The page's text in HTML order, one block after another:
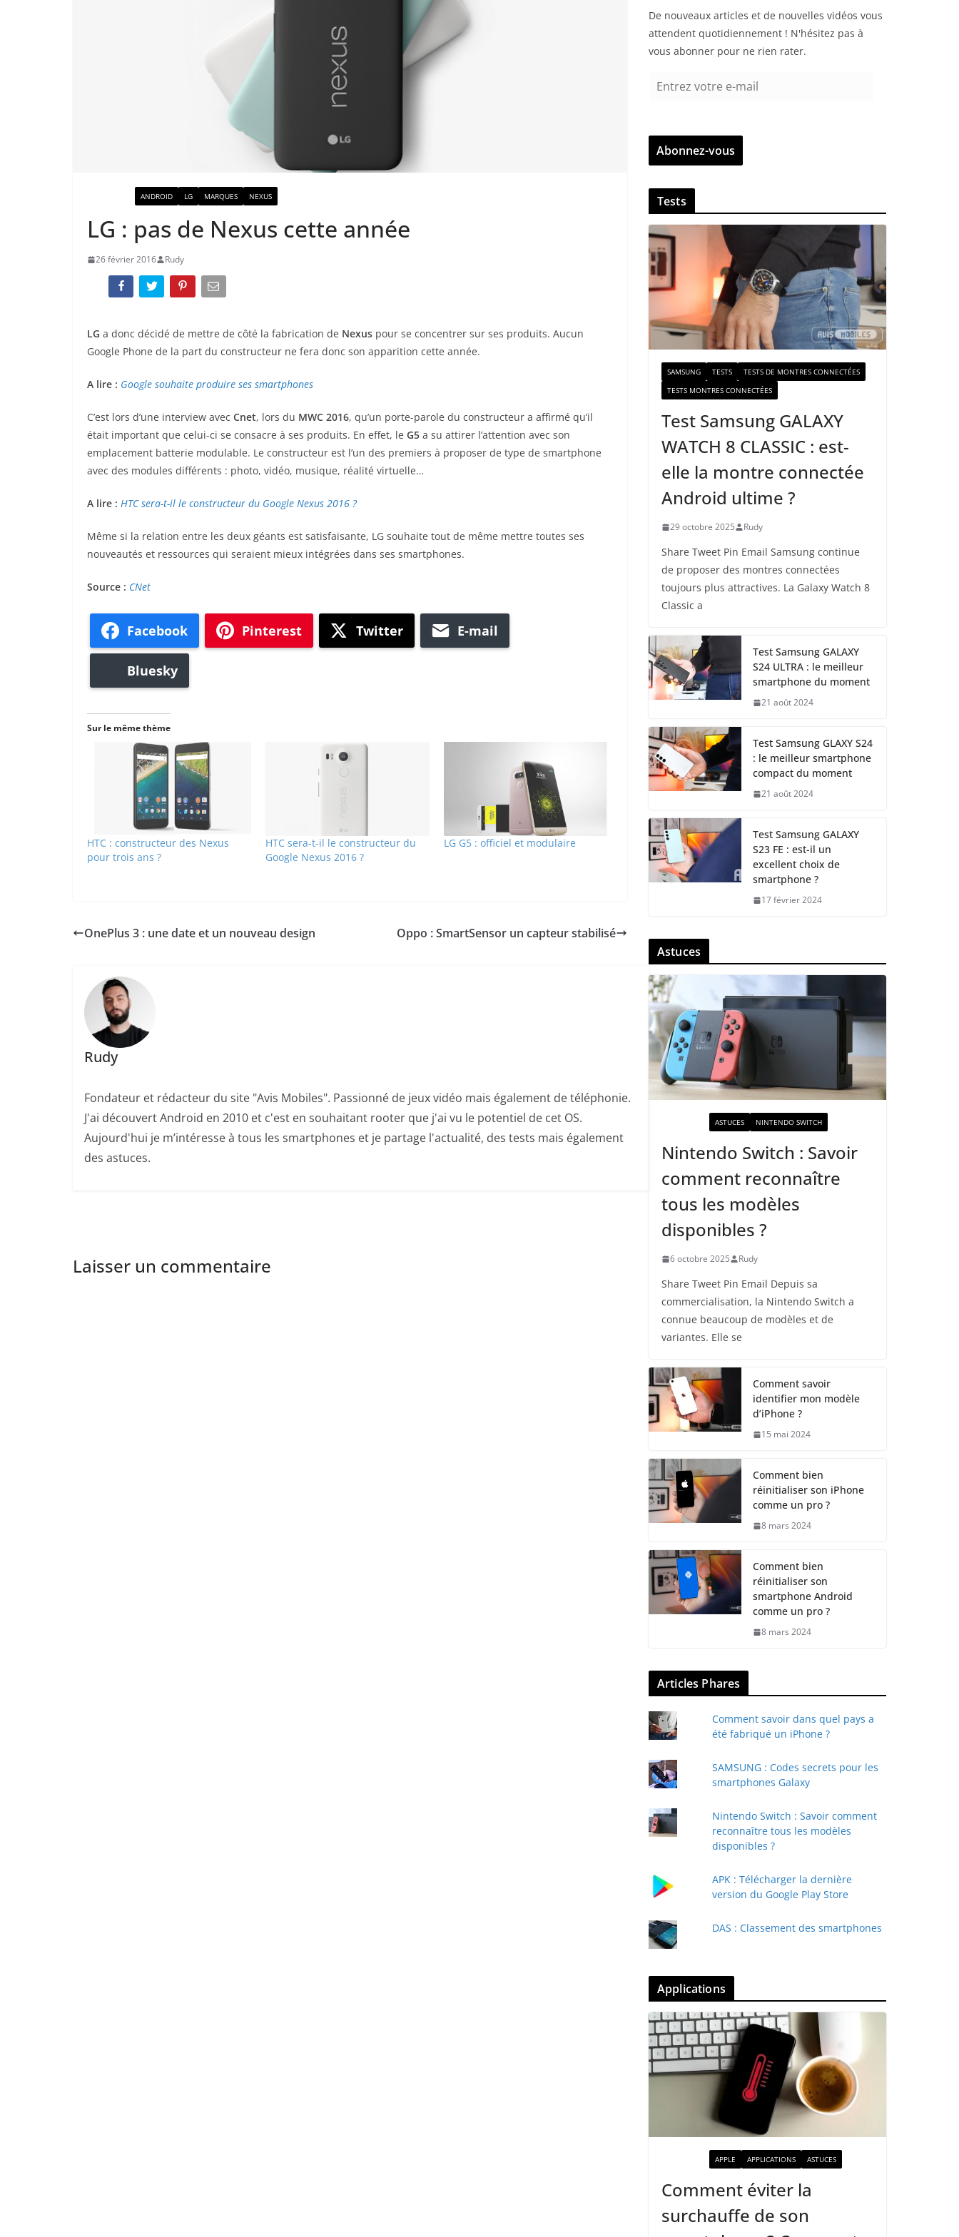
ANDROID LG MARQUES NEXUS
LG : pas de Nexus cette année
26 février 2016 Rudy
LG a donc décidé de mettre de côté la fabrication de Nexus pour se concentrer sur ses produits. Aucun
Google Phone de la part du constructeur ne fera donc son apparition cette année.
A lire : Google souhaite produire ses smartphones
C’est lors d’une interview avec Cnet, lors du MWC 2016, qu’un porte-parole du constructeur a affirmé qu’il
était important que celui-ci se consacre à ses produits. En effet, le G5 a su attirer l’attention avec son
emplacement batterie modulable. Le constructeur est l’un des premiers à proposer de type de smartphone
avec des modules différents : photo, vidéo, musique, réalité virtuelle…
A lire : HTC sera-t-il le constructeur du Google Nexus 2016 ?
Même si la relation entre les deux géants est satisfaisante, LG souhaite tout de même mettre toutes ses
nouveautés et ressources qui seraient mieux intégrées dans ses smartphones.
Source : CNet
Facebook Pinterest Twitter E-mail
Bluesky
Sur le même thème
HTC : constructeur des Nexus
pour trois ans ?
HTC sera-t-il le constructeur du
Google Nexus 2016 ?
LG G5 : officiel et modulaire
OnePlus 3 : une date et un nouveau design Oppo : SmartSensor un capteur stabilisé
Rudy
Fondateur et rédacteur du site "Avis Mobiles". Passionné de jeux vidéo mais également de téléphonie.
J'ai découvert Android en 2010 et c'est en souhaitant rooter que j'ai vu le potentiel de cet OS.
Aujourd'hui je m’intéresse à tous les smartphones et je partage l'actualité, des tests mais également
des astuces.
Laisser un commentaire
De nouveaux articles et de nouvelles vidéos vous
attendent quotidiennement ! N'hésitez pas à
vous abonner pour ne rien rater.
r
z
v
t
r
e
e
-
a
i
Abonnez-vous
Tests
SAMSUNG TESTS
TESTS DE MONTRES CONNECTÉES
TESTS MONTRES CONNECTÉES
Test Samsung GALAXY
WATCH 8 CLASSIC : est-
elle la montre connectée
Android ultime ?
29 octobre 2025 Rudy
Share Tweet Pin Email Samsung continue
de proposer des montres connectées
toujours plus attractives. La Galaxy Watch 8
Classic a
Test Samsung GALAXY
S24 ULTRA : le meilleur
smartphone du moment
21 août 2024
Test Samsung GLAXY S24
: le meilleur smartphone
compact du moment
21 août 2024
Test Samsung GALAXY
S23 FE : est-il un
excellent choix de
smartphone ?
17 février 2024
Astuces
ASTUCES NINTENDO SWITCH
Nintendo Switch : Savoir
comment reconnaître
tous les modèles
disponibles ?
6 octobre 2025 Rudy
Share Tweet Pin Email Depuis sa
commercialisation, la Nintendo Switch a
connue beaucoup de modèles et de
variantes. Elle se
Comment savoir
identifier mon modèle
d’iPhone ?
15 mai 2024
Comment bien
réinitialiser son iPhone
comme un pro ?
8 mars 2024
Comment bien
réinitialiser son
smartphone Android
comme un pro ?
8 mars 2024
Articles Phares
Comment savoir dans quel pays a
été fabriqué un iPhone ?
SAMSUNG : Codes secrets pour les
smartphones Galaxy
Nintendo Switch : Savoir comment
reconnaître tous les modèles
disponibles ?
APK : Télécharger la dernière
version du Google Play Store
DAS : Classement des smartphones
Applications
APPLE APPLICATIONS ASTUCES
Comment éviter la
surchauffe de son